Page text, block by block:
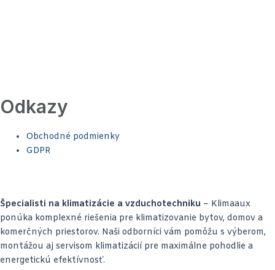
Odkazy
Obchodné podmienky
GDPR
Špecialisti na klimatizácie a vzduchotechniku – Klimaaux
ponúka komplexné riešenia pre klimatizovanie bytov, domov a
komerčných priestorov. Naši odborníci vám pomôžu s výberom,
montážou aj servisom klimatizácií pre maximálne pohodlie a
energetickú efektívnosť.